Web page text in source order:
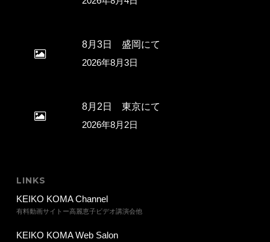
8月3日 盛岡にて
2026年8月3日
8月2日 東京にて
2026年8月2日
LINKS
KEIKO KOMA Channel
有料動画サイトー高麗恵子ビデオ講演会他
KEIKO KOMA Web Salon